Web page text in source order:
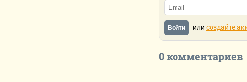
Войти или создайте
0 комментариев